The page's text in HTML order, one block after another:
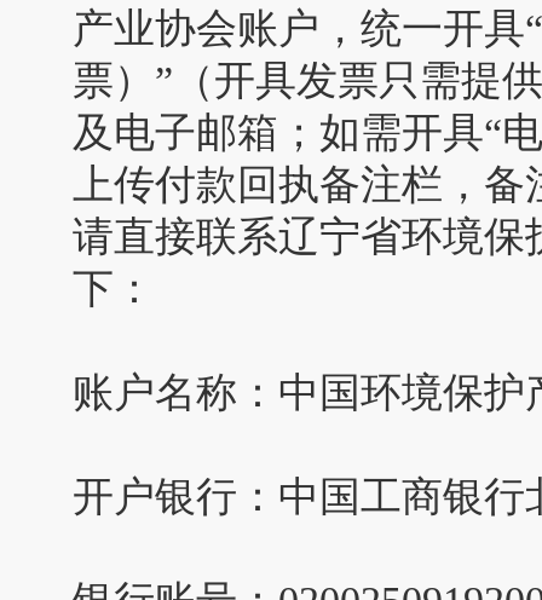
产业协会账户，统一开
票）”（开具发票只需提
及电子邮箱；如需开具“
上传付款回执备注栏，
请直接联系辽宁省环境
下：
账户名称：中国环境保护
开户银行：中国工商银行